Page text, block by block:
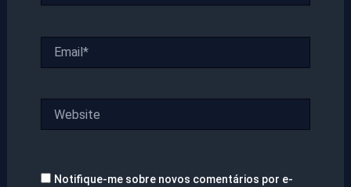
Notifique-me sobre novos comentários por e-